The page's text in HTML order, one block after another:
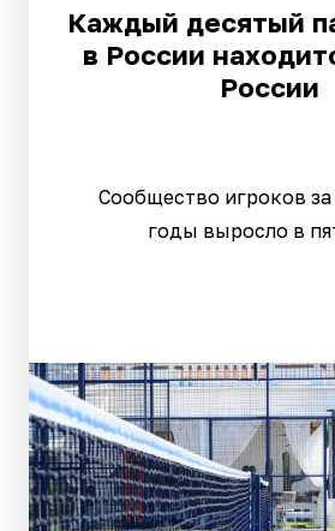
Каждый десятый
в России
России
Сообщество игроков
годы выросло в